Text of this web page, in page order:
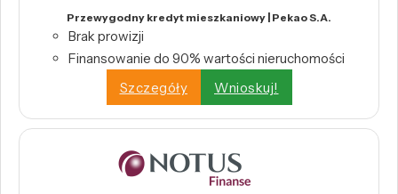
Przewygodny kredyt mieszkaniowy | Pekao S.A.
Brak prowizji
Finansowanie do 90% wartości nieruchomości
Szczegóły
Wnioskuj!